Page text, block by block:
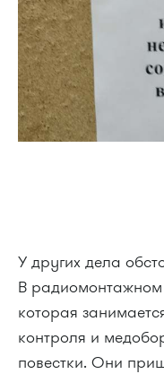
У других дела
В
которая
контроля и
повестки. Они